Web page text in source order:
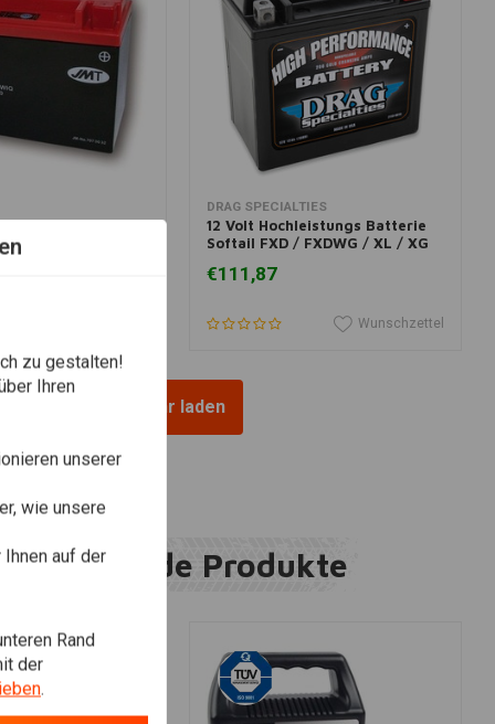
Lithiumbatterie
In den Warenkorb legen
DRAG SPECIALTIES
12 Volt Hochleistungs Batterie
Softail FXD / FXDWG / XL / XG
€111,87
Wunschzettel
Mehr laden
Ergänzende Produkte
zu gestalten!
Ihren
unserer
wie unsere
auf der
Rand
der
.